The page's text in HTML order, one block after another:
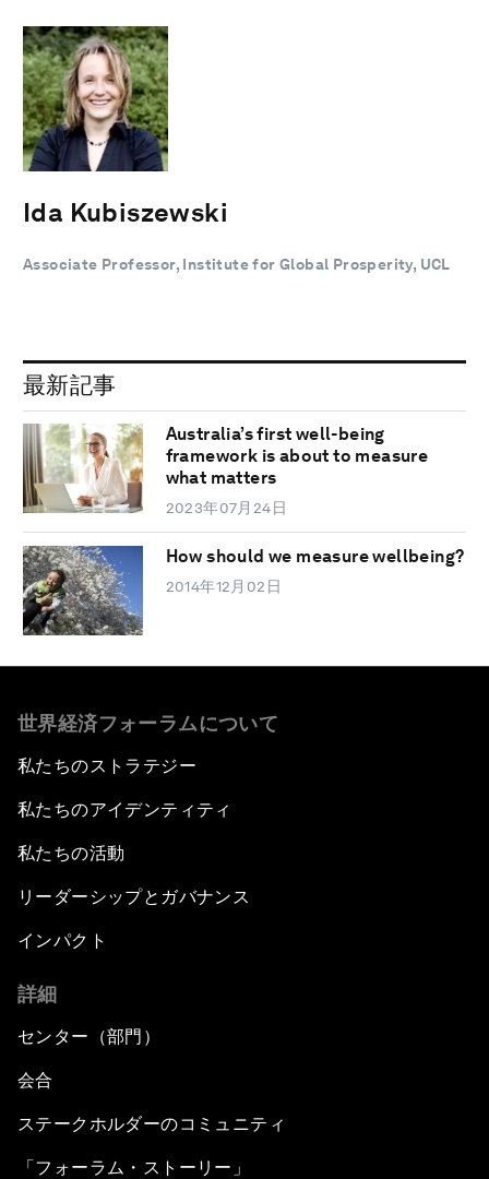
Ida Kubiszewski
Associate Professor, Institute for Global Prosperity, UCL
最新記事
Australia’s first well-being
framework is about to measure
what matters
2023年07月24日
How should we measure wellbeing?
2014年12月02日
世界経済フォーラムについて
私たちのストラテジー
私たちのアイデンティティ
私たちの活動
リーダーシップとガバナンス
インパクト
詳細
センター（部門）
会合
ステークホルダーのコミュニティ
「フォーラム・ストーリー」